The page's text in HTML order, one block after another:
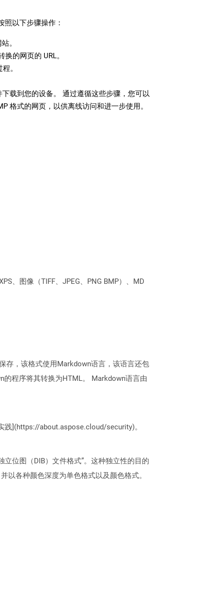
照以下步骤操作：
。
的网页的 URL。
。
载到您的设备。 通过遵循这些步骤，您可以
格式的网页，以供离线访问和进一步使用。
、图像（TIFF、JPEG、PNG BMP）、MD
存，该格式使用Markdown语言，该语言还包
程序将其转换为HTML。 Markdown语言由
践](https://about.aspose.cloud/security)。
位图（DIB）文件格式”。这种独立性的目的
各种颜色深度为单色格式以及颜色格式。